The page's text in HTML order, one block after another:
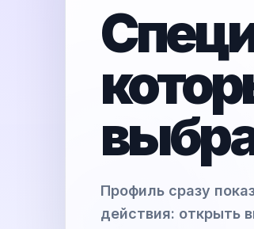
Профиль сразу
действия: открыть